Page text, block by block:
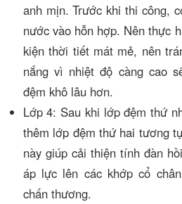
anh mịn. Trước khi thi công,
nước vào hỗn hợp. Nên thực
kiện thời tiết mát mẻ, nên
nắng vì nhiệt độ càng cao
đệm khô lâu hơn.
Lớp 4: Sau khi lớp đệm thứ
thêm lớp đệm thứ hai tương
này giúp cải thiện tính đàn
áp lực lên các khớp cổ
chấn thương.